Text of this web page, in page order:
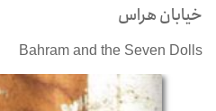
خیابان هراس
Bahram and the Seven Dolls